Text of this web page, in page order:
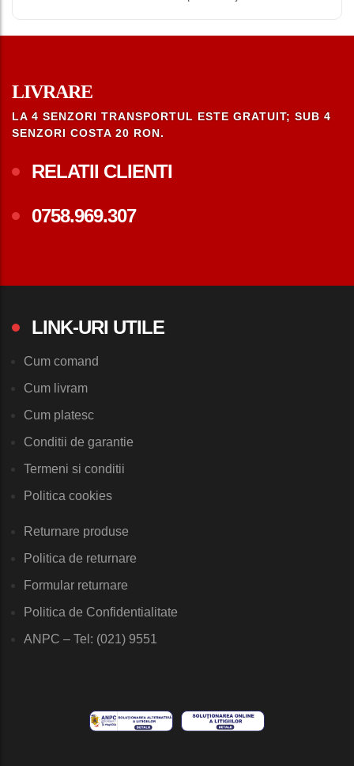
LIVRARE
LA 4 SENZORI TRANSPORTUL ESTE GRATUIT; SUB 4
SENZORI COSTA 20 RON.
RELATII CLIENTI
0758.969.307
LINK-URI UTILE
Cum comand
Cum livram
Cum platesc
Conditii de garantie
Termeni si conditii
Politica cookies
Returnare produse
Politica de returnare
Formular returnare
Politica de Confidentialitate
ANPC – Tel: (021) 9551